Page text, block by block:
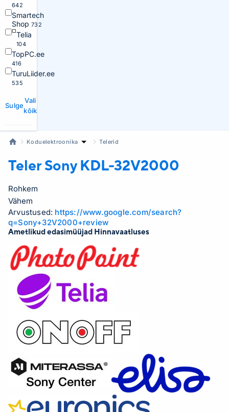
642
Smartech
Shop 732
Telia
104
TopPC.ee
416
TuruLiider.ee
535
Sulge
Vali
kõik
Koduelektroonika Telerid
Teler SonyKDL-32V2000
Rohkem
Vähem
Arvustused: https://www.google.com/search?
q=Sony+32V2000+review
Ametlikud edasimüüjad Hinnavaatluses